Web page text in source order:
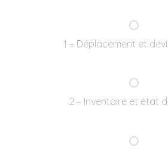
1 – Déplacement et
2 – Inventaire et état